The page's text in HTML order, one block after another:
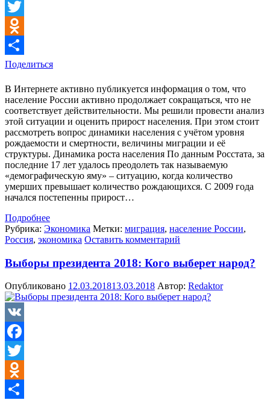
Facebook
Twitter
Odnoklassniki
Поделиться
В Интернете активно публикуется информация о том, что
население России активно продолжает сокращаться, что не
соответствует действительности. Мы решили провести анализ
этой ситуации и оценить прирост населения. При этом стоит
рассмотреть вопрос динамики населения с учётом уровня
рождаемости и смертности, величины миграции и её
структуры. Динамика роста населения По данным Росстата, за
последние 17 лет удалось преодолеть так называемую
«демографическую яму» – ситуацию, когда количество
умерших превышает количество рождающихся. С 2009 года
начался постепенны прирост…
Подробнее
Рубрика: Экономика Метки: миграция, население России,
Россия, экономика Оставить комментарий
Выборы президента 2018: Кого выберет народ?
Опубликовано 12.03.201813.03.2018 Автор: Redaktor
VK
Facebook
Twitter
Odnoklassniki